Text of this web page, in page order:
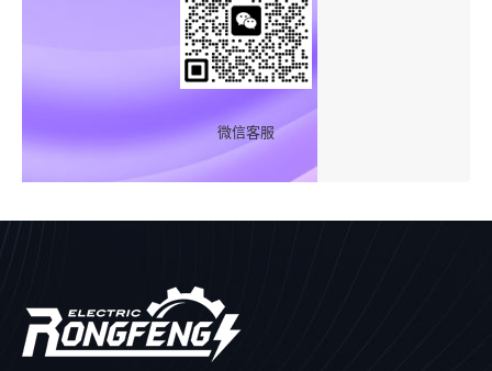
微信客服